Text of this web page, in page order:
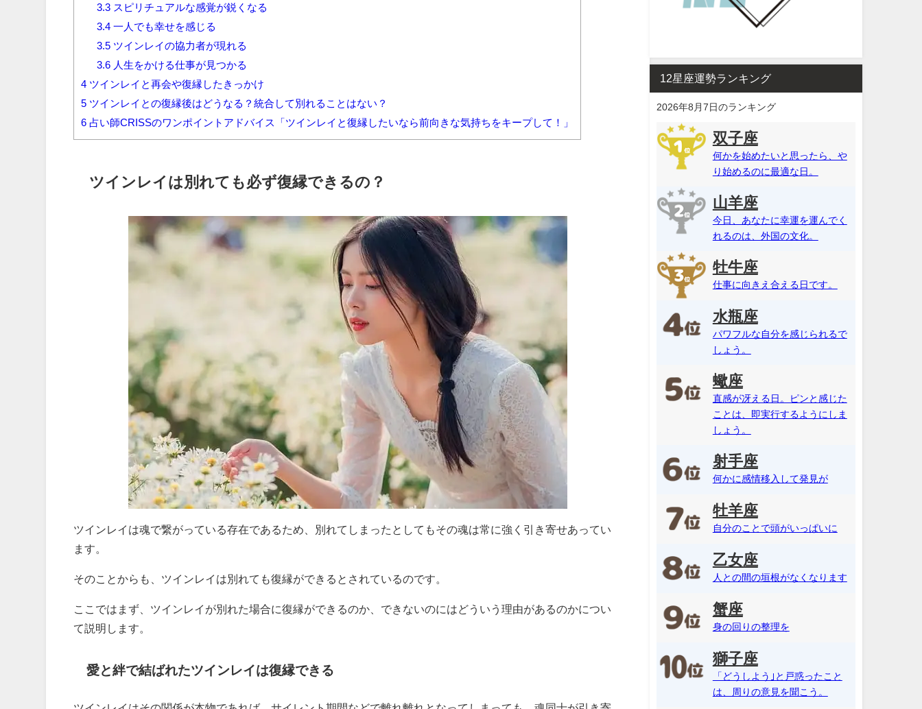
3.3 スピリチュアルな感覚が鋭くなる
3.4 一人でも幸せを感じる
3.5 ツインレイの協力者が現れる
3.6 人生をかける仕事が見つかる
4 ツインレイと再会や復縁したきっかけ
5 ツインレイとの復縁後はどうなる？統合して別れることはない？
6 占い師CRISSのワンポイントアドバイス「ツインレイと復縁したいなら前向きな気持ちをキープして！」
ツインレイは別れても必ず復縁できるの？
ツインレイは魂で繋がっている存在であるため、別れてしまったとしてもその魂は常に強く引き寄せあってい
ます。
そのことからも、ツインレイは別れても復縁ができるとされているのです。
ここではまず、ツインレイが別れた場合に復縁ができるのか、できないのにはどういう理由があるのかについ
て説明します。
愛と絆で結ばれたツインレイは復縁できる
12星座運勢ランキング
2026年8月7日のランキング
双子座
何かを始めたいと思ったら、や
り始めるのに最適な日。
山羊座
今日、あなたに幸運を運んでく
れるのは、外国の文化。
牡牛座
仕事に向きえ合える日です。
水瓶座
パワフルな自分を感じられるで
しょう。
蠍座
直感が冴える日。ピンと感じた
ことは、即実行するようにしま
しょう。
射手座
何かに感情移入して発見が
牡羊座
自分のことで頭がいっぱいに
乙女座
人との間の垣根がなくなります
蟹座
身の回りの整理を
獅子座
「どうしよう｣と戸惑ったこと
は、周りの意見を聞こう。